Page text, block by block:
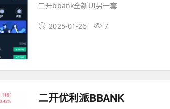
二开bbank全新UI另一套
2025-01-26 7
二开优利派BBANK